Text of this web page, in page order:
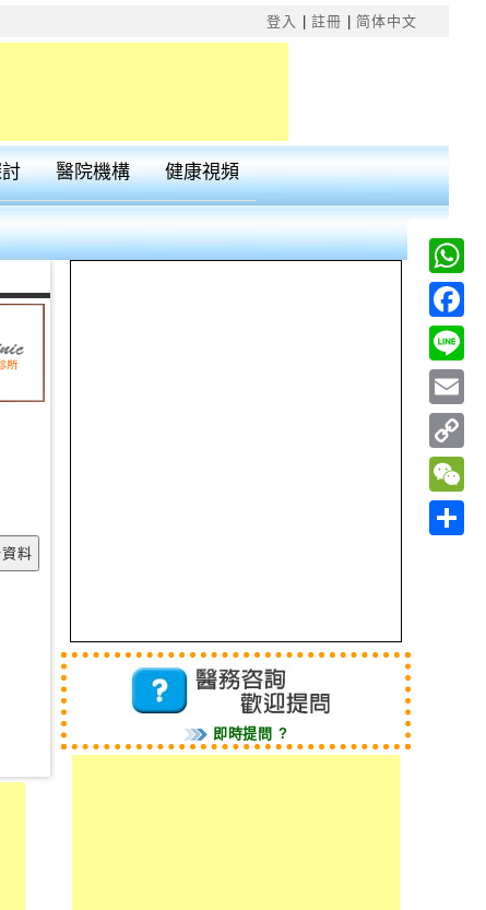
登入 |註冊 简体中文
醫院機構 健康視頻
即時提問 ?
Line
Link